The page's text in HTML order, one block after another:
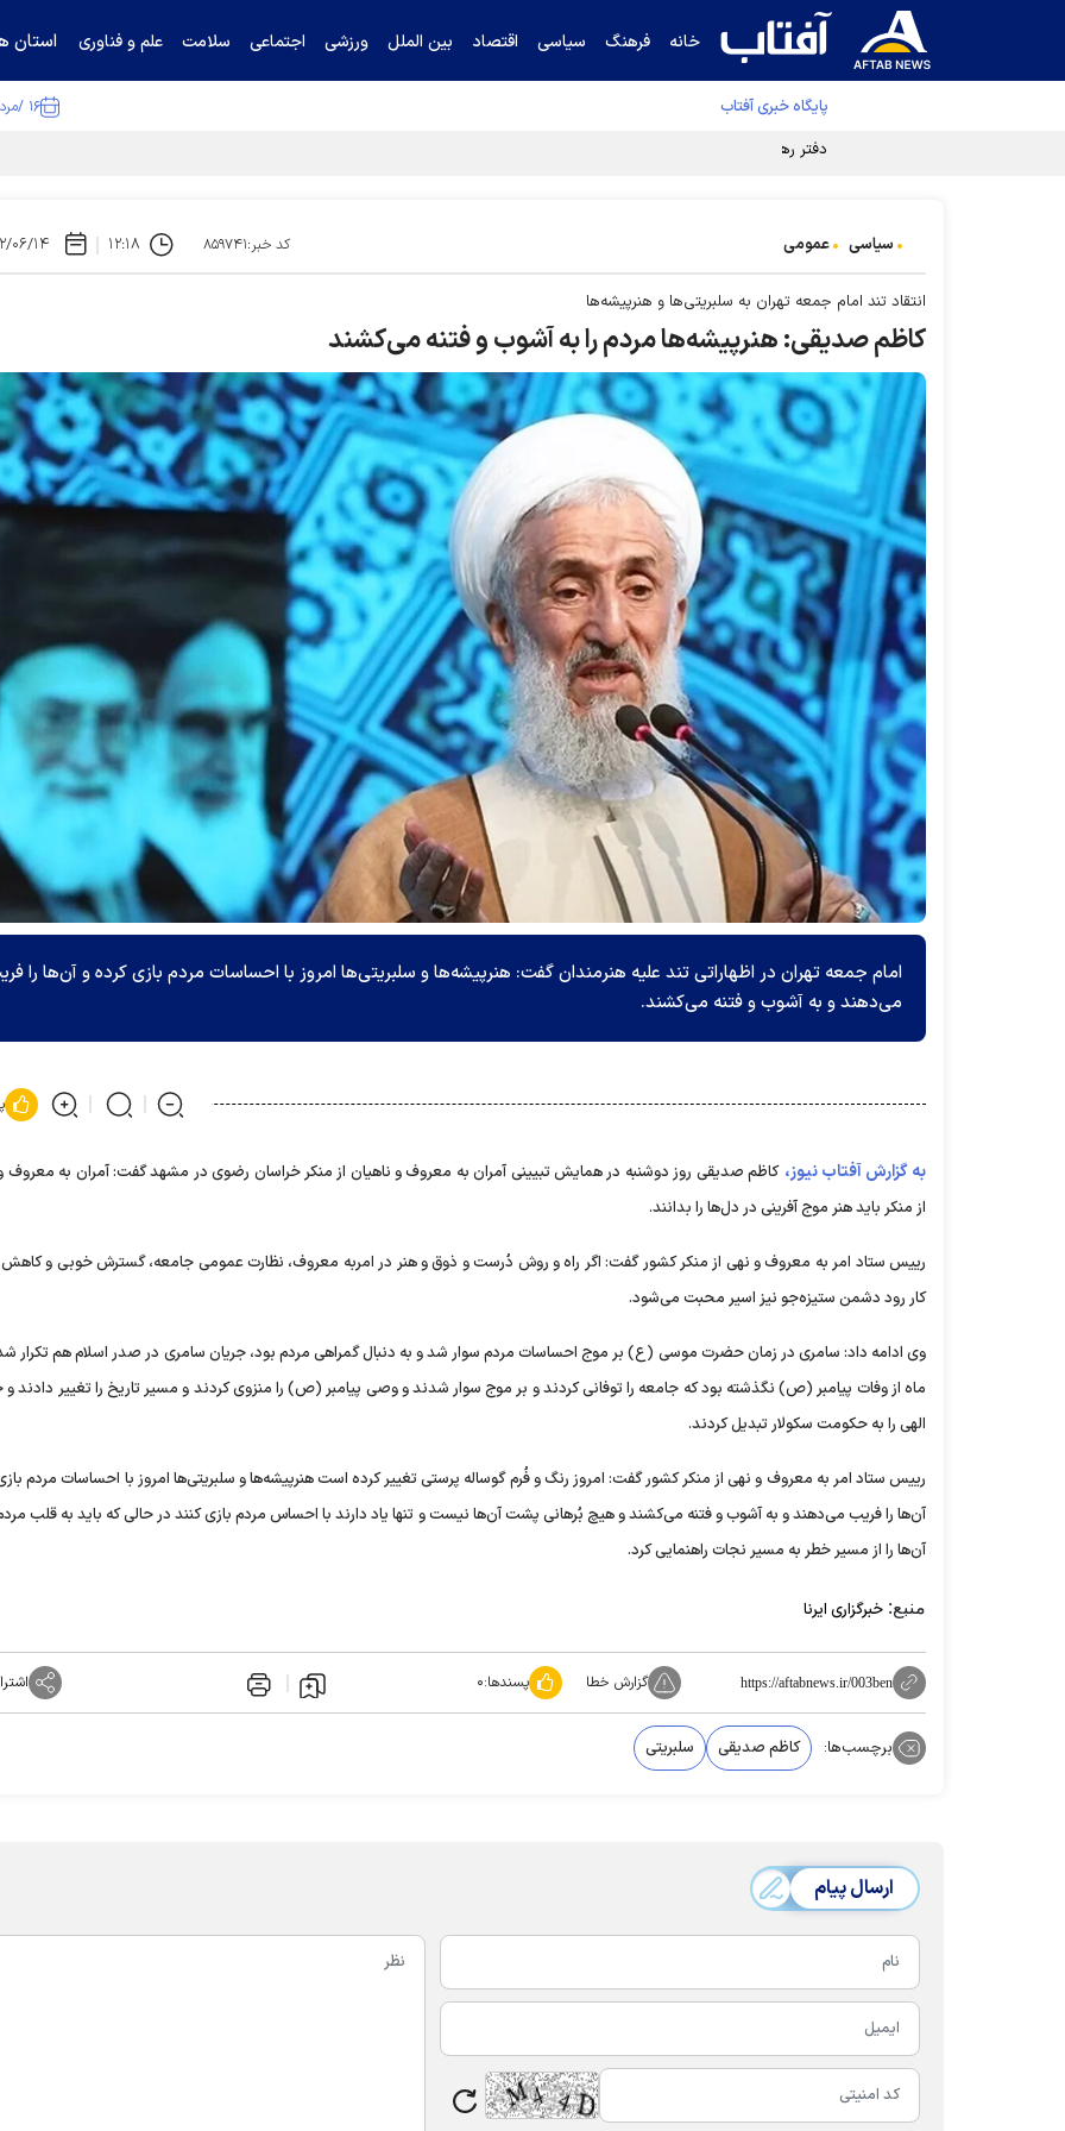
خانه فرهنگ سیاسی اقتصاد بین الملل ورزشی اجتماعی سلامت علم و فناوری استان
پایگاه خبری آفتاب ۱۶ /مرداد /۱۴۰۵
دفتر رهبر انقلاب ادعای خرازی درباره پزشکیان را تکذیب کرد
سیاسی عمومی کد خبر:۸۵۹۷۴۱ ۱۲:۱۸ ۱۴۰۲/
انتقاد تند امام جمعه تهران به سلبریتی‌ها و هنرپیشه‌ها
کاظم صدیقی: هنرپیشه‌ها مردم را به آشوب و فتنه می‌کشند
امام جمعه تهران در اظهاراتی تند علیه هنرمندان گفت: هنرپیشه‌ها و سلبریتی‌ها امروز با احساسات مردم بازی کرده و آن‌ها را
می‌دهند و به آشوب و فتنه می‌کشند.
به گزارش آفتاب نیوز، کاظم صدیقی روز دوشنبه در همایش تبیینی آمران به معروف و ناهیان از منکر خراسان رضوی در مشهد گفت: آمران به معروف
از منکر باید هنر موج آفرینی در دل‌ها را بدانند.
رییس ستاد امر به معروف و نهی از منکر کشور گفت: اگر راه و روش دُرست و ذوق و هنر در امربه معروف، نظارت عمومی جامعه، گسترش خوبی و
کار رود دشمن ستیزه‌جو نیز اسیر محبت می‌شود.
ماه از وفات پیامبر (ص) نگذشته بود که جامعه را توفانی کردند و بر موج سوار شدند و وصی پیامبر (ص) را منزوی کردند و مسیر تاریخ را تغییر دادند
الهی را به حکومت سکولار تبدیل کردند.
رییس ستاد امر به معروف و نهی از منکر کشور گفت: امروز رنگ و فُرم گوساله پرستی تغییر کرده است هنرپیشه‌ها و سلبریتی‌ها امروز با احساسات مردم
آن‌ها را فریب می‌دهند و به آشوب و فتنه می‌کشند و هیچ بُرهانی پشت آن‌ها نیست و تنها یاد دارند با احساس مردم بازی کنند در حالی که باید به قلب
آن‌ها را از مسیر خطر به مسیر نجات راهنمایی کرد.
منبع: خبرگزاری ایرنا
https://aftabnews.ir/003ben گزارش خطا پسندها:۰
برچسب‌ها: کاظم صدیقی سلبریتی‌
ارسال پیام